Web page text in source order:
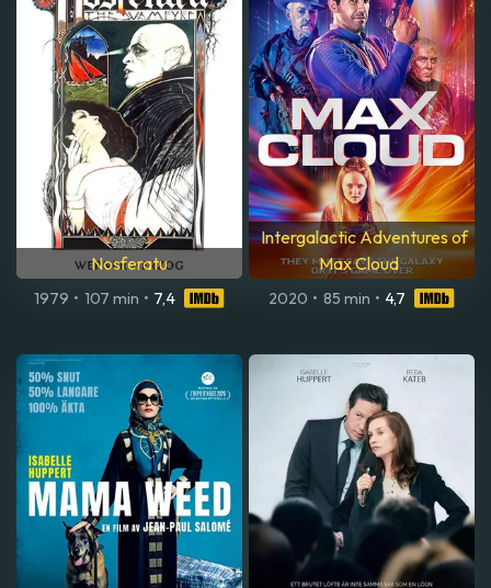
Nosferatu
1979 • 107 min • 7,4
Intergalactic Adventures of
Max Cloud
2020 • 85 min • 4,7